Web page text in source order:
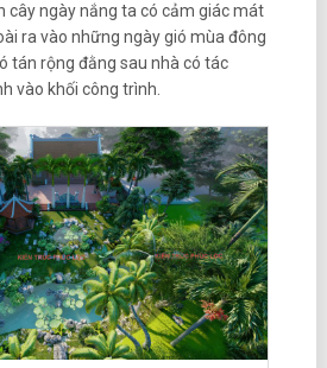
cây ngày nắng ta có cảm giác mát
ra vào những ngày gió mùa đông
tán rộng đằng sau nhà có tác
vào khối công trình.